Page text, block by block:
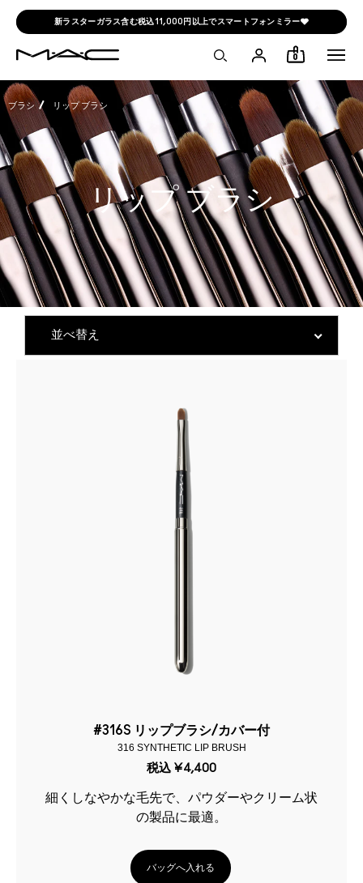
新ラスターガラス含む税込11,000円以上でスマートフォンミラー🩶
0
リップ ブラシ
ブラシ リップ ブラシ
#316S リップブラシ/カバー付
316 SYNTHETIC LIP BRUSH
税込 ¥4,400
細くしなやかな毛先で、パウダーやクリーム状
の製品に最適。
バッグへ入れる